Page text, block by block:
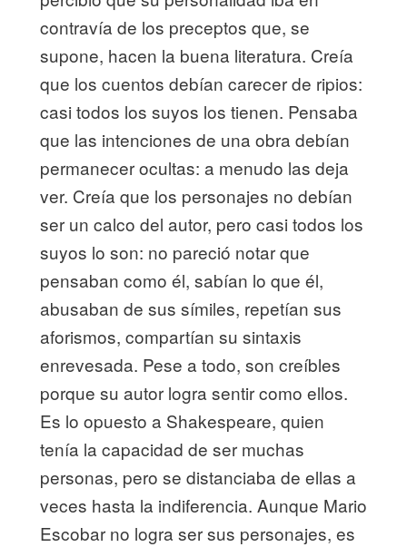
contravía de los preceptos que, se
supone, hacen la buena literatura. Creía
que los cuentos debían carecer de ripios:
casi todos los suyos los tienen. Pensaba
que las intenciones de una obra debían
permanecer ocultas: a menudo las deja
ver. Creía que los personajes no debían
ser un calco del autor, pero casi todos los
suyos lo son: no pareció notar que
pensaban como él, sabían lo que él,
abusaban de sus símiles, repetían sus
aforismos, compartían su sintaxis
enrevesada. Pese a todo, son creíbles
porque su autor logra sentir como ellos.
Es lo opuesto a Shakespeare, quien
tenía la capacidad de ser muchas
personas, pero se distanciaba de ellas a
veces hasta la indiferencia. Aunque Mario
Escobar no logra ser sus personajes, es